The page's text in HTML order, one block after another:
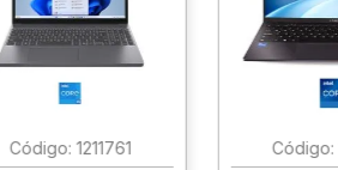
: 1211761
: